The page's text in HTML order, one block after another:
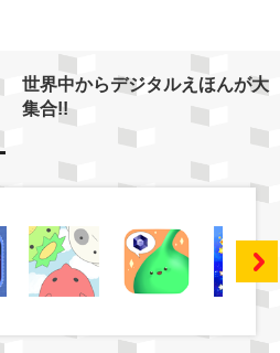
世界中からデジタルえほんが大
集合!!